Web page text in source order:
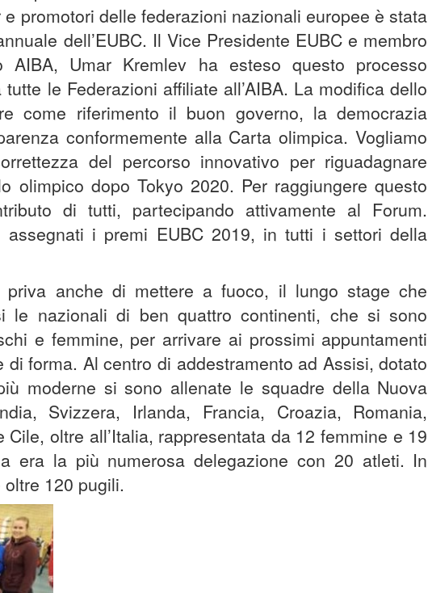
promotori delle federazioni nazionali europee è stata
dell’EUBC. Il Vice Presidente EUBC e membro
AIBA, Umar Kremlev ha esteso questo processo
le Federazioni affiliate all’AIBA. La modifica dello
come riferimento il buon governo, la democrazia
conformemente alla Carta olimpica. Vogliamo
del percorso innovativo per riguadagnare
olimpico dopo Tokyo 2020. Per raggiungere questo
di tutti, partecipando attivamente al Forum.
assegnati i premi EUBC 2019, in tutti i settori della
priva anche di mettere a fuoco, il lungo stage che
le nazionali di ben quattro continenti, che si sono
e femmine, per arrivare ai prossimi appuntamenti
di forma. Al centro di addestramento ad Assisi, dotato
moderne si sono allenate le squadre della Nuova
Svizzera, Irlanda, Francia, Croazia, Romania,
oltre all’Italia, rappresentata da 12 femmine e 19
era la più numerosa delegazione con 20 atleti. In
120 pugili.